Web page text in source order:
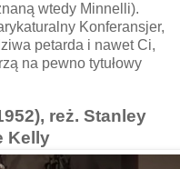
wtedy Minnelli).
Konferansjer,
petarda i nawet Ci,
na pewno tytułowy
reż. Stanley
Kelly